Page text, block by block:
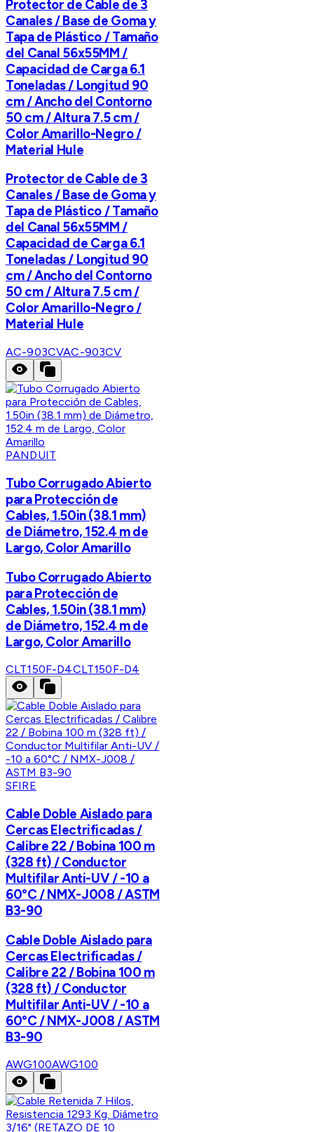
Protector de Cable de 3
Canales / Base de Goma y
Tapa de Plástico / Tamaño
del Canal 56x55MM /
Capacidad de Carga 6.1
Toneladas / Longitud 90
cm / Ancho del Contorno
50 cm / Altura 7.5 cm /
Color Amarillo-Negro /
Material Hule
Protector de Cable de 3
Canales / Base de Goma y
Tapa de Plástico / Tamaño
del Canal 56x55MM /
Capacidad de Carga 6.1
Toneladas / Longitud 90
cm / Ancho del Contorno
50 cm / Altura 7.5 cm /
Color Amarillo-Negro /
Material Hule
AC-903CVAC-903CV
PANDUIT
Tubo Corrugado Abierto
para Protección de
Cables, 1.50in (38.1 mm)
de Diámetro, 152.4 m de
Largo, Color Amarillo
Tubo Corrugado Abierto
para Protección de
Cables, 1.50in (38.1 mm)
de Diámetro, 152.4 m de
Largo, Color Amarillo
CLT150F-D4CLT150F-D4
SFIRE
Cable Doble Aislado para
Cercas Electrificadas /
Calibre 22 / Bobina 100 m
(328 ft) / Conductor
Multifilar Anti-UV / -10 a
60°C / NMX-J008 / ASTM
B3-90
Cable Doble Aislado para
Cercas Electrificadas /
Calibre 22 / Bobina 100 m
(328 ft) / Conductor
Multifilar Anti-UV / -10 a
60°C / NMX-J008 / ASTM
B3-90
AWG100AWG100